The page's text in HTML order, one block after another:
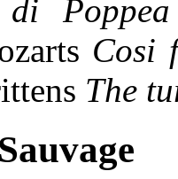
di Poppea
Cosi
The